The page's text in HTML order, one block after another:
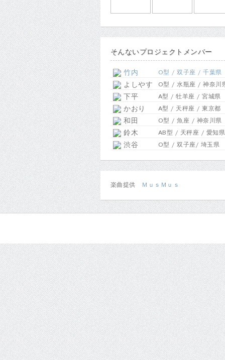
そんないプロジェクトメンバー
竹内 O型 / 双子座 / 千葉県
よしやす O型 / 水瓶座 / 神奈川
下平 A型 / 牡羊座 / 宮城県
かおり A型 / 天秤座 / 東京都
和田 O型 / 魚座 / 神奈川県
鈴木 AB型 / 天秤座 / 愛知県
渋谷 O型 / 双子座/ 埼玉県
楽曲提供 ＭｕｓＭｕｓ